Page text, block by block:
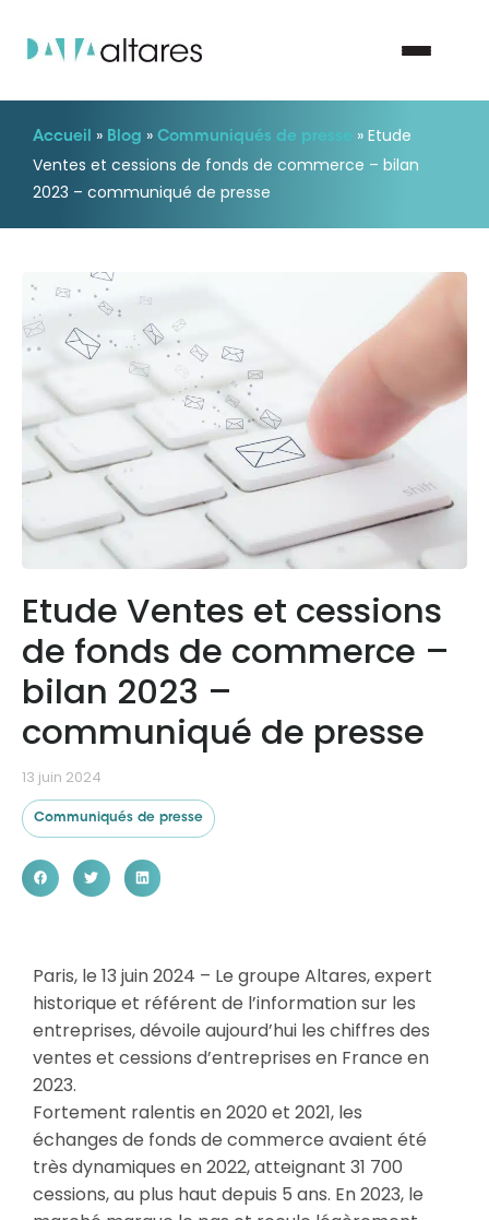
Nous contacter
Nos solutions
Notre groupe
Nos partenaires
Ressources
Accueil » Blog » Communiqués de presse » Etude
Ventes et cessions de fonds de commerce – bilan
2023 – communiqué de presse
Etude Ventes et cessions
de fonds de commerce –
bilan 2023 –
communiqué de presse
13 juin 2024
Communiqués de presse
Paris, le 13 juin 2024 – Le groupe Altares, expert
historique et référent de l’information sur les
entreprises, dévoile aujourd’hui les chiffres des
ventes et cessions d’entreprises en France en
2023.
Fortement ralentis en 2020 et 2021, les
échanges de fonds de commerce avaient été
très dynamiques en 2022, atteignant 31 700
cessions, au plus haut depuis 5 ans. En 2023, le